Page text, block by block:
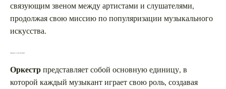
связующим звеном между артистами и слушателями,
продолжая свою миссию по популяризации музыкального
искусства.
Структура и состав коллектива
Оркестрпредставляет собой основную единицу, в
которой каждый музыкант играет свою роль, создавая